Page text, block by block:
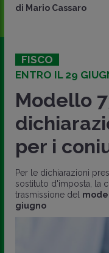
di Mario Cassaro
FISCO
ENTRO IL 29
Modello
per i
Per le dichiarazioni
sostituto d'imposta, la
trasmissione del
giugno